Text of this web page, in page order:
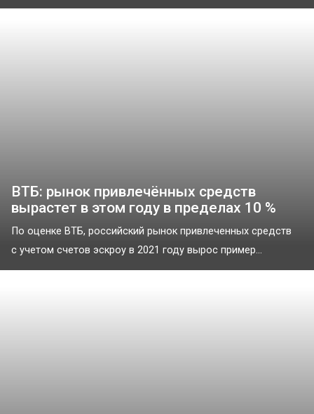
ВТБ: рынок привлечённых средств
вырастет в этом году в пределах 10 %
По оценке ВТБ, российский рынок привлеченных средств
с учетом счетов эскроу в 2021 году вырос пример...